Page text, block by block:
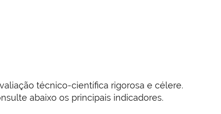
técnico-científica rigorosa e célere.
abaixo os principais indicadores.